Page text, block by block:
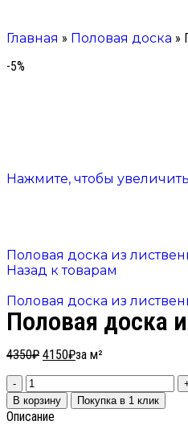
Главная » Половая доска »
-5%
Нажмите, чтобы увеличить
Половая доска из
Назад к товарам
Половая доска из
Половая доска
4350₽ 4150₽за м²
В корзину Покупка в 1 клик
Описание